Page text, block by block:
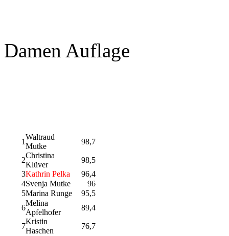
Damen Auflage
1
Waltraud
Mutke
98,7
2
Christina
Klüver
98,5
3Kathrin Pelka
96,4
4Svenja Mutke
96
5Marina Runge
95,5
6
Melina
Apfelhofer
89,4
7
Kristin
Haschen
76,7